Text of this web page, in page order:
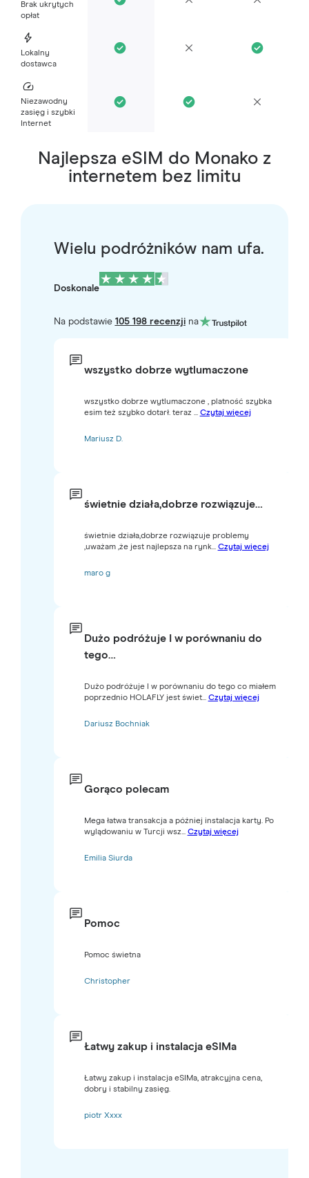
Brak ukrytych
opłat
Lokalny
dostawca
Niezawodny
zasięg i szybki
Internet
Najlepsza eSIM do Monako z
internetem bez limitu
Wielu podróżników nam ufa.
Doskonale
Na podstawie 105 198 recenzjina
wszystko dobrze wytlumaczone
wszystko dobrze wytlumaczone , platność szybka
esim też szybko dotarł. teraz ... Czytaj więcej
Mariusz D.
świetnie działa,dobrze rozwiązuje…
świetnie działa,dobrze rozwiązuje problemy
,uważam ,że jest najlepsza na rynk... Czytaj więcej
maro g
Dużo podróżuje I w porównaniu do
tego…
Dużo podróżuje I w porównaniu do tego co miałem
poprzednio HOLAFLY jest świet... Czytaj więcej
Dariusz Bochniak
Gorąco polecam
Mega łatwa transakcja a później instalacja karty. Po
wylądowaniu w Turcji wsz... Czytaj więcej
Emilia Siurda
Pomoc
Pomoc świetna
Christopher
Łatwy zakup i instalacja eSIMa
Łatwy zakup i instalacja eSIMa, atrakcyjna cena,
dobry i stabilny zasięg.
piotr Xxxx